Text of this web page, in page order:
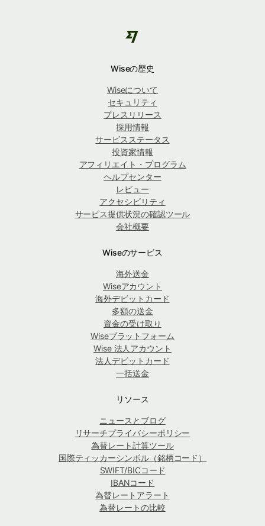
Wiseの歴史
Wiseについて
セキュリティ
プレスリリース
採用情報
サービスステータス
投資家情報
アフィリエイト・プログラム
ヘルプセンター
レビュー
アクセシビリティ
サービス提供状況の確認ツール
会社概要
Wiseのサービス
海外送金
Wiseアカウント
海外デビットカード
多額の送金
資金の受け取り
Wiseプラットフォーム
Wise 法人アカウント
法人デビットカード
一括送金
リソース
ニュースとブログ
リサーチプライバシーポリシー
為替レート計算ツール
国際ティッカーシンボル（銘柄コード）
SWIFT/BICコード
IBANコード
為替レートアラート
為替レートの比較